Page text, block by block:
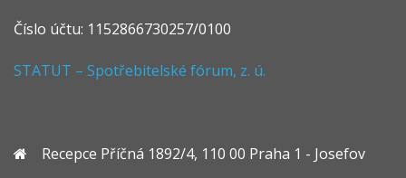
Číslo účtu: 1152866730257/0100
STATUT – Spotřebitelské fórum, z. ú.
Recepce Příčná 1892/4, 110 00 Praha 1 - Josefov